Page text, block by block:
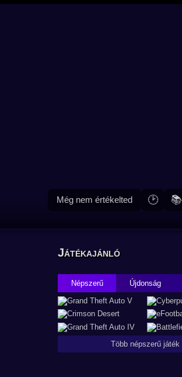
Még nem értékelted 🕑 📚
Játékajánló
Népszerű Újdonság
Több népszerű játék